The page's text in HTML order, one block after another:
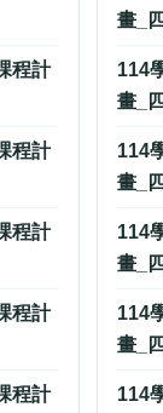
程計
程計
程計
程計
程計
畫_
114
畫_
114
畫_
114
畫_
114
畫_
114